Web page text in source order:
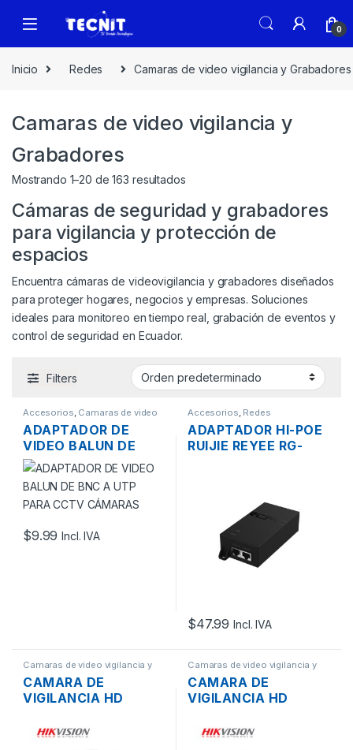
0
Inicio Redes Camaras de video vigilancia y Grabadores
Camaras de video vigilancia y
Grabadores
Mostrando 1–20 de 163 resultados
Cámaras de seguridad y grabadores
para vigilancia y protección de
espacios
Encuentra cámaras de videovigilancia y grabadores diseñados
para proteger hogares, negocios y empresas. Soluciones
ideales para monitoreo en tiempo real, grabación de eventos y
control de seguridad en Ecuador.
Filters
Accesorios, Camaras de video
ADAPTADOR DE
VIDEO BALUN DE
BNC A UTP PARA
CCTV CÁMARAS
$9.99 Incl. IVA
Accesorios, Redes
ADAPTADOR HI-POE
RUIJIE REYEE RG-
IEEE802.3BT
$47.99 Incl. IVA
Camaras de video vigilancia y
CAMARA DE
VIGILANCIA HD
DS-2CE70KF0T-MFS
Camaras de video vigilancia y
CAMARA DE
VIGILANCIA HD
DS-2CE76D0T-ITPFS